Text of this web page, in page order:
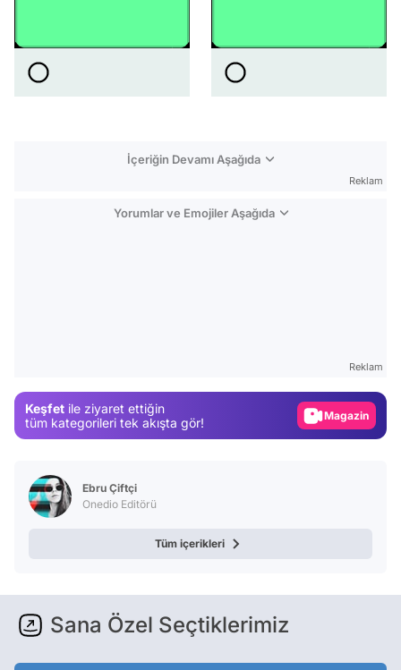
İçeriğin Devamı Aşağıda
Reklam
Yorumlar ve Emojiler Aşağıda
Reklam
Keşfet ile ziyaret ettiğin
tüm kategorileri tek akışta gör!
Magazin
Ebru Çiftçi
Onedio Editörü
Tüm içerikleri
Sana Özel Seçtiklerimiz